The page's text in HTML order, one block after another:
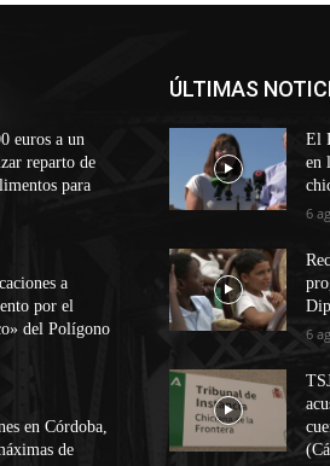
euros a un
reparto de
para
a
por el
del Polígono
en Córdoba,
de
ÚLTIMAS
El
en
6
6